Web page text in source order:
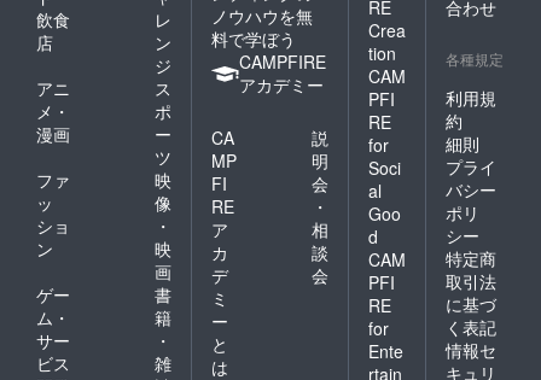
飲食
店
レ
ン
ジ
アニ
メ・
漫画
ス
ポ
ー
ツ
ファ
ッ
ショ
ン
映
像
・
映
画
ゲー
ム・
サー
ビス
書
籍
・
雑
ノウハウを無
料で学ぼう
CAMPFIRE
アカデミー
CA
MP
FI
RE
ア
カ
デ
ミ
ー
と
は
説
明
会
・
相
談
会
RE
Crea
tion
CAM
PFI
RE
for
Soci
al
Goo
d
CAM
PFI
RE
for
Ente
rtain
合わせ
各種規定
利用規
約
細則
プライ
バシー
ポリ
シー
特定商
取引法
に基づ
く表記
情報セ
キュリ